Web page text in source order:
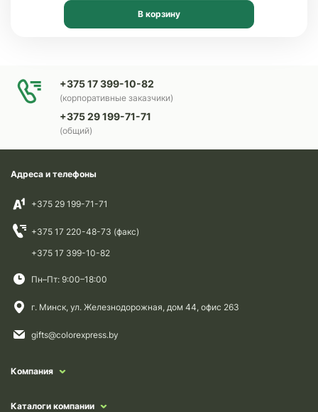
В корзину
+375 17 399-10-82
(корпоративные заказчики)
+375 29 199-71-71
(общий)
Адреса и телефоны
+375 29 199-71-71
+375 17 220-48-73 (факс)
+375 17 399-10-82
Пн–Пт: 9:00–18:00
г. Минск, ул. Железнодорожная, дом 44, офис 263
gifts@colorexpress.by
Компания
Каталоги компании